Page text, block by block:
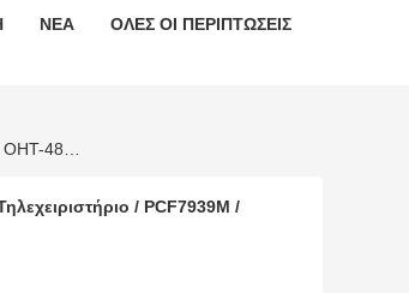
ΝΈΑ ΌΛΕΣ ΟΙ ΠΕΡΙΠΤΏΣΕΙΣ
/ PCF7939M /